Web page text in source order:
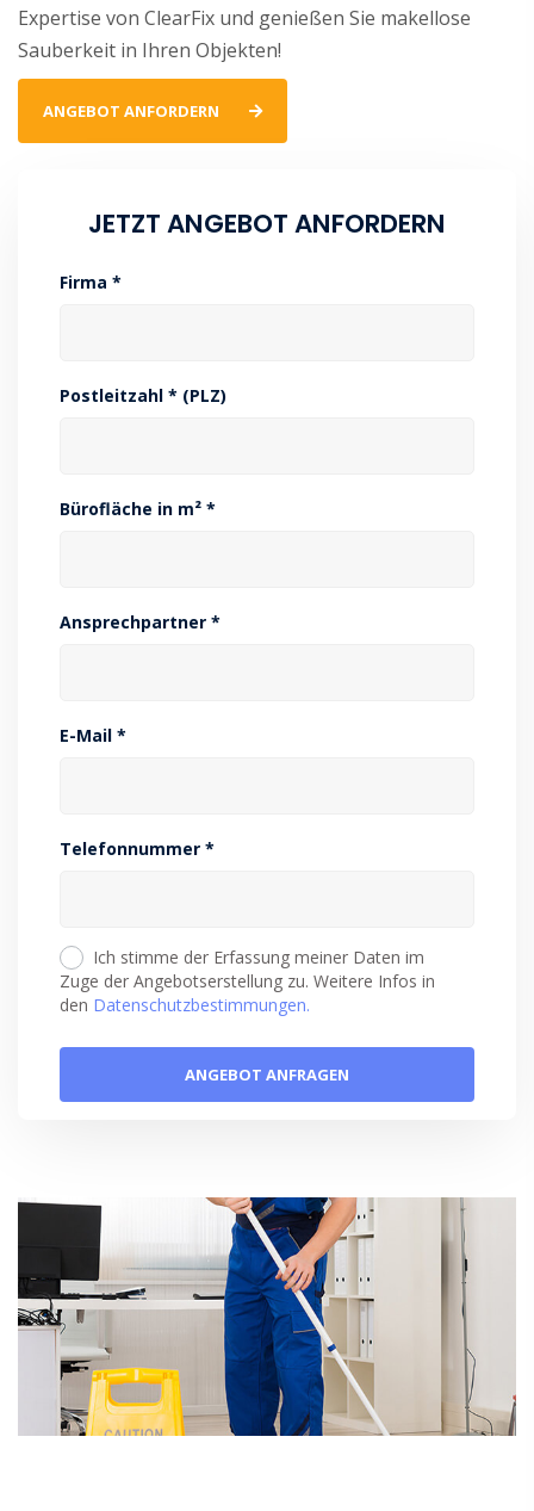
Expertise von ClearFix und genießen Sie makellose
Sauberkeit in Ihren Objekten!
ANGEBOT ANFORDERN
JETZT ANGEBOT ANFORDERN
Firma *
Postleitzahl * (PLZ)
Bürofläche in m² *
Ansprechpartner *
E-Mail *
Telefonnummer *
Ich stimme der Erfassung meiner Daten im
Zuge der Angebotserstellung zu. Weitere Infos in
den Datenschutzbestimmungen.